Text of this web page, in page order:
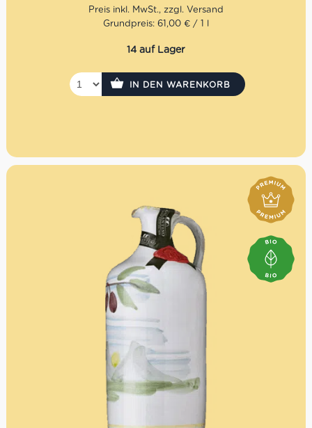
Mengenrabatt: erhalte beim Kauf von 3 nativen
Olivenölen Extra 12% Rabatt pro Artikel
Grundpreis: 61,00 € / 1 l
14 auf Lager
IN DEN WARENKORB